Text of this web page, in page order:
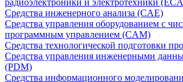
радиоэлектроники и электротехники
Средства инженерного анализа (CAE)
Средства управления оборудованием с
программным управлением (CAM)
Средства технологической подготовки
Средства управления инженерными
(PDM)
Средства информационного